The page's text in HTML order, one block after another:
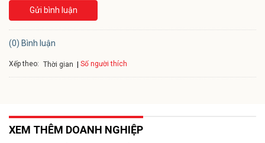
Gửi bình luận
(0) Bình luận
Xếp theo: Thời gian Số người thích
XEM THÊM DOANH NGHIỆP